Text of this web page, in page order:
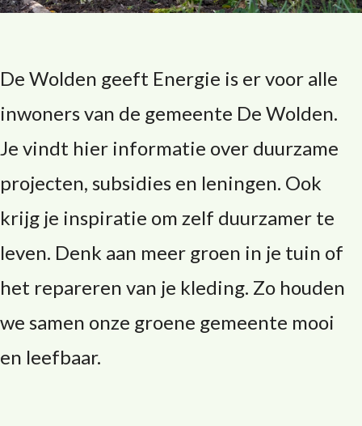
De Wolden geeft Energie is er voor alle
inwoners van de gemeente De Wolden.
Je vindt hier informatie over duurzame
projecten, subsidies en leningen. Ook
krijg je inspiratie om zelf duurzamer te
leven. Denk aan meer groen in je tuin of
het repareren van je kleding. Zo houden
we samen onze groene gemeente mooi
en leefbaar.